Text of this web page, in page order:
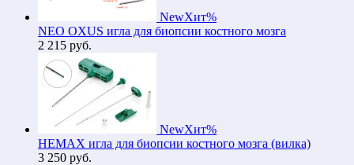
NewХит%
NEO OXUS игла для биопсии костного мозга
2 215 руб.
NewХит%
HEMAX игла для биопсии костного мозга (вилка)
3 250 руб.